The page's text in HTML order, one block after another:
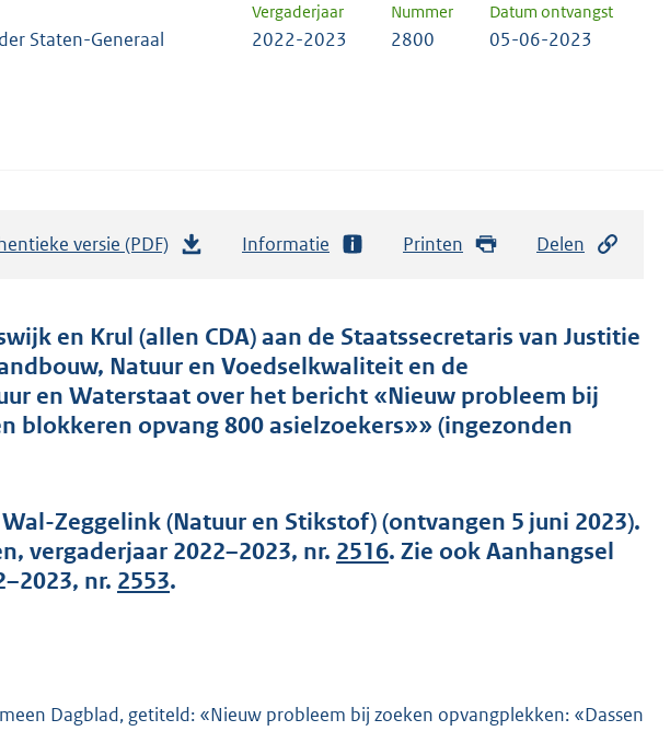
Vergaderjaar Nummer Datum ontvangst
Staten-Generaal 2022-2023 2800 05-06-2023
versie (PDF)
t
a
n
d
r
o
t
4
Informatie Printen Delen
en Krul (allen CDA) aan de Staatssecretaris van Justitie
Natuur en Voedselkwaliteit en de
en Waterstaat over het bericht «Nieuw probleem bij
blokkeren opvang 800 asielzoekers»» (ingezonden
Zeggelink (Natuur en Stikstof) (ontvangen 5 juni 2023).
vergaderjaar 2022–2023, nr. 2516. Zie ook Aanhangsel
nr. 2553.
Dagblad, getiteld: «Nieuw probleem bij zoeken opvangplekken: «Dassen